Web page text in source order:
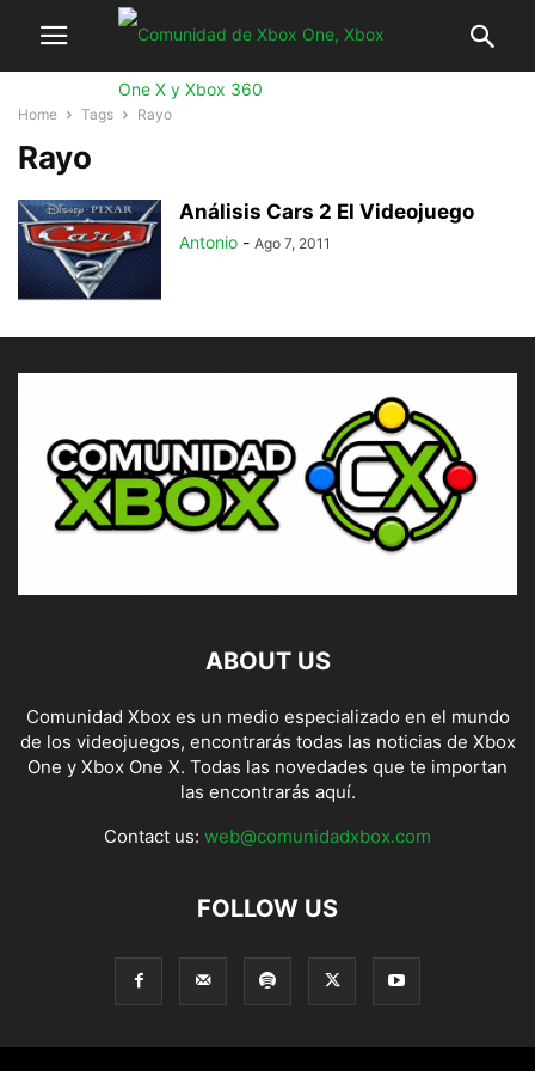
Home Tags Rayo
Rayo
Análisis Cars 2 El Videojuego
Antonio - Ago 7, 2011
ABOUT US
Comunidad Xbox es un medio especializado en el mundo
de los videojuegos, encontrarás todas las noticias de Xbox
One y Xbox One X. Todas las novedades que te importan
las encontrarás aquí.
Contact us: web@comunidadxbox.com
FOLLOW US